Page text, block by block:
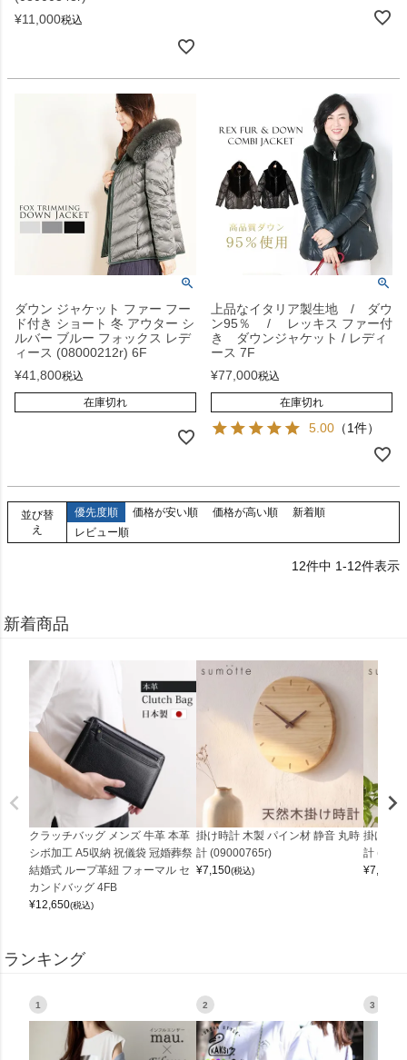
¥11,000税込
ダウン ジャケット ファー フー
ド付き ショート 冬 アウター シ
ルバー ブルー フォックス レデ
ィース (08000212r) 6F
¥41,800税込
在庫切れ
上品なイタリア製生地 / ダウ
ン95％ / レッキス ファー付
き ダウンジャケット / レディ
ース 7F
¥77,000税込
在庫切れ
5.00 （1件）
並び替
え
優先度順 価格が安い順 価格が高い順
新着順
レビュー順
12件中 1-12件表示
新着商品
クラッチバッグ メンズ 牛革 本革
シボ加工 A5収納 祝儀袋 冠婚葬祭
結婚式 ループ革紐 フォーマル セ
カンドバッグ 4FB
¥12,650(税込)
掛け時計 木製 パイン材 静音 丸時
計 (09000765r)
¥7,150(税込)
掛け時
計
¥7,150
ランキング
1 2 3